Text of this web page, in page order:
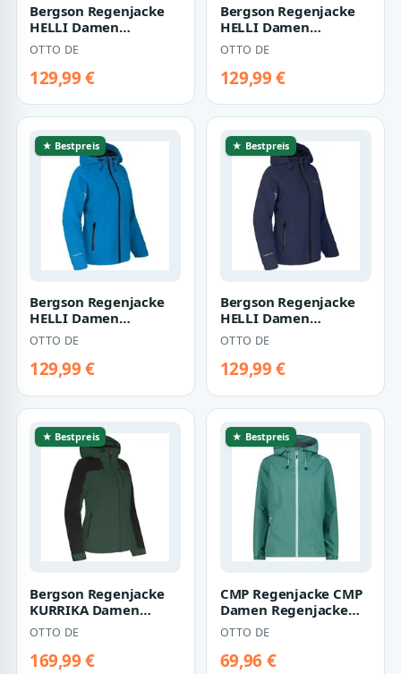
Bergson Regenjacke
HELLI Damen
Regenjacke,
Netzfutter, 12000 mm
Wasser…
OTTO DE
129,99 €
Bergson Regenjacke
HELLI Damen
Regenjacke,
Netzfutter, 12000 mm
Wasser…
OTTO DE
129,99 €
★ Bestpreis
Bergson Regenjacke
HELLI Damen
Regenjacke,
Netzfutter, 12000 mm
Wasser…
OTTO DE
129,99 €
★ Bestpreis
Bergson Regenjacke
HELLI Damen
Regenjacke,
Netzfutter, 12000 mm
Wasser…
OTTO DE
129,99 €
★ Bestpreis
Bergson Regenjacke
KURRIKA Damen
Regenjacke,
Netzfutter, 20000 mm
Wass…
OTTO DE
169,99 €
★ Bestpreis
CMP Regenjacke CMP
Damen Regenjacke
Woman Rain Jacket Fix
Hood 39X6636
OTTO DE
69,96 €